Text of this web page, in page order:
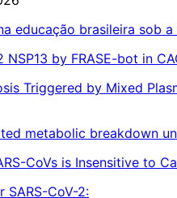
educação brasileira sob
by FRASE-bot in
Triggered by Mixed
metabolic breakdown
CoVs is Insensitive to
CoV-2: